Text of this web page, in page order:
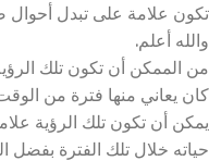
تكون علامة على تبدل أحوال
والله أعلم.
من الممكن أن تكون تلك
كان يعاني منها فترة من الوقت
يمكن أن تكون تلك الرؤية
حياته خلال تلك الفترة بفضل